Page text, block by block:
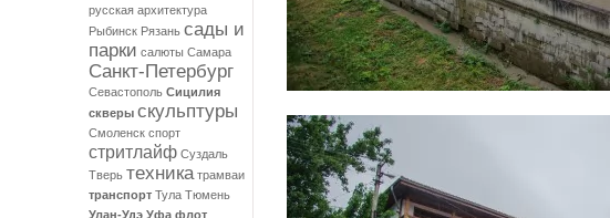
русская архитектура
Рыбинск Рязань сады и
парки салюты Самара
Санкт-Петербург
Севастополь Сицилия
скверы скульптуры
Смоленск спорт
стритлайф Суздаль
Тверь техника трамваи
транспорт Тула Тюмень
Улан-Удэ Уфа флот